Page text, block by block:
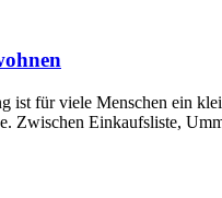
ist für viele Menschen ein
Zwischen Einkaufsliste,